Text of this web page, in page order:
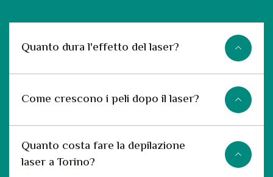
Quanto dura l'effetto del laser?
Come crescono i peli dopo il laser?
Quanto costa fare la depilazione
laser a Torino?